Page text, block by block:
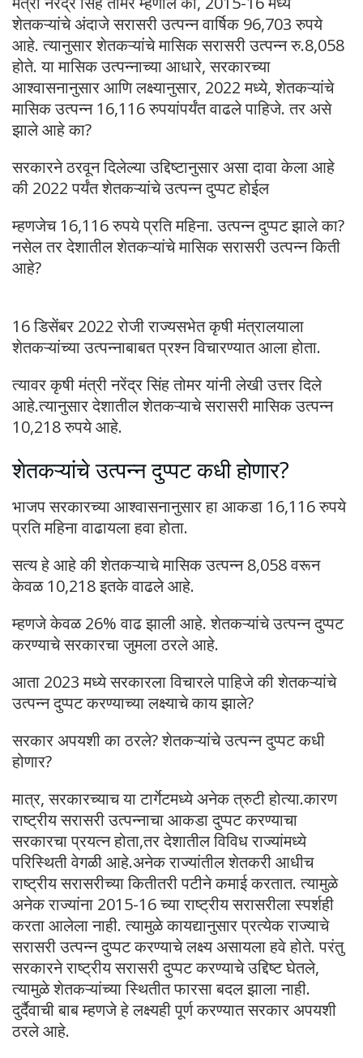
शेतकऱ्यांचे अंदाजे सरासरी उत्पन्न वार्षिक 96,703 रुपये
आहे. त्यानुसार शेतकऱ्यांचे मासिक सरासरी उत्पन्न रु.8,058
होते. या मासिक उत्पन्नाच्या आधारे, सरकारच्या
आश्वासनानुसार आणि लक्ष्यानुसार, 2022 मध्ये, शेतकऱ्यांचे
मासिक उत्पन्न 16,116 रुपयांपर्यंत वाढले पाहिजे. तर असे
झाले आहे का?
सरकारने ठरवून दिलेल्या उद्दिष्टानुसार असा दावा केला आहे
की 2022 पर्यंत शेतकऱ्यांचे उत्पन्न दुप्पट होईल
म्हणजेच 16,116 रुपये प्रति महिना. उत्पन्न दुप्पट झाले का?
नसेल तर देशातील शेतकऱ्यांचे मासिक सरासरी उत्पन्न किती
आहे?
16 डिसेंबर 2022 रोजी राज्यसभेत कृषी मंत्रालयाला
शेतकऱ्यांच्या उत्पन्नाबाबत प्रश्न विचारण्यात आला होता.
त्यावर कृषी मंत्री नरेंद्र सिंह तोमर यांनी लेखी उत्तर दिले
आहे.त्यानुसार देशातील शेतकऱ्याचे सरासरी मासिक उत्पन्न
10,218 रुपये आहे.
शेतकऱ्यांचे उत्पन्न दुप्पट कधी होणार?
भाजप सरकारच्या आश्वासनानुसार हा आकडा 16,116 रुपये
प्रति महिना वाढायला हवा होता.
सत्य हे आहे की शेतकऱ्याचे मासिक उत्पन्न 8,058 वरून
केवळ 10,218 इतके वाढले आहे.
म्हणजे केवळ 26% वाढ झाली आहे. शेतकऱ्यांचे उत्पन्न दुप्पट
करण्याचे सरकारचा जुमला ठरले आहे.
आता 2023 मध्ये सरकारला विचारले पाहिजे की शेतकऱ्यांचे
उत्पन्न दुप्पट करण्याच्या लक्ष्याचे काय झाले?
सरकार अपयशी का ठरले? शेतकऱ्यांचे उत्पन्न दुप्पट कधी
होणार?
मात्र, सरकारच्याच या टार्गेटमध्ये अनेक त्रुटी होत्या.कारण
राष्ट्रीय सरासरी उत्पन्नाचा आकडा दुप्पट करण्याचा
सरकारचा प्रयत्न होता,तर देशातील विविध राज्यांमध्ये
परिस्थिती वेगळी आहे.अनेक राज्यांतील शेतकरी आधीच
राष्ट्रीय सरासरीच्या कितीतरी पटीने कमाई करतात. त्यामुळे
अनेक राज्यांना 2015-16 च्या राष्ट्रीय सरासरीला स्पर्शही
करता आलेला नाही. त्यामुळे कायद्यानुसार प्रत्येक राज्याचे
सरासरी उत्पन्न दुप्पट करण्याचे लक्ष्य असायला हवे होते. परंतु
सरकारने राष्ट्रीय सरासरी दुप्पट करण्याचे उद्दिष्ट घेतले,
त्यामुळे शेतकऱ्यांच्या स्थितीत फारसा बदल झाला नाही.
दुर्दैवाची बाब म्हणजे हे लक्ष्यही पूर्ण करण्यात सरकार अपयशी
ठरले आहे.